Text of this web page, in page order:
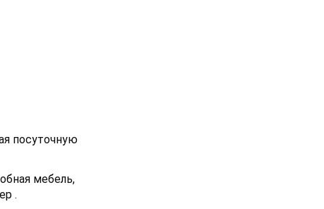
посуточную
мебель,
.